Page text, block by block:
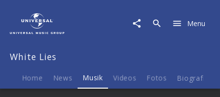
Musik
Menu
White Lies
Home News Musik Videos Fotos Biografie